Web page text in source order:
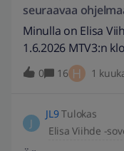
seuraavaa
Minulla on Elisa
1.6.2026 MTV3:n
painamalla
tallensi kolme
päättyi. Mistähän
ominaisuus vai
0 16 H 1
J
JL9 Tulokas
Elisa Viihde -